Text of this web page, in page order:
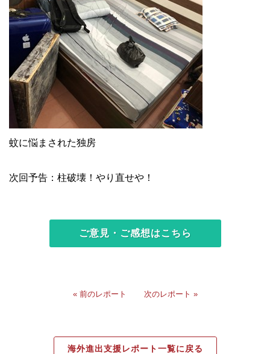
蚊に悩まされた独房
次回予告：柱破壊！やり直せや！
ご意見・ご感想はこちら
« 前のレポート 次のレポート »
海外進出支援レポート一覧に戻る